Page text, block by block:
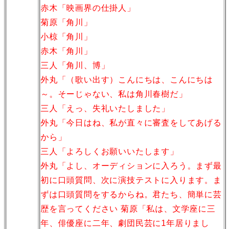
赤木「映画界の仕掛人」
菊原「角川」
小椋「角川」
赤木「角川」
三人「角川、博」
外丸「（歌い出す）こんにちは、こんにちは
～。そーじゃない、私は角川春樹だ」
三人「えっ、失礼いたしました」
外丸「今日はね、私が直々に審査をしてあげる
から」
三人「よろしくお願いいたします」
外丸「よし、オーディションに入ろう。まず最
初に口頭質問、次に演技テストに入ります。ま
ずは口頭質問をするからね。君たち、簡単に芸
歴を言ってください 菊原「私は、文学座に三
年、俳優座に二年、劇団民芸に1年居りまし